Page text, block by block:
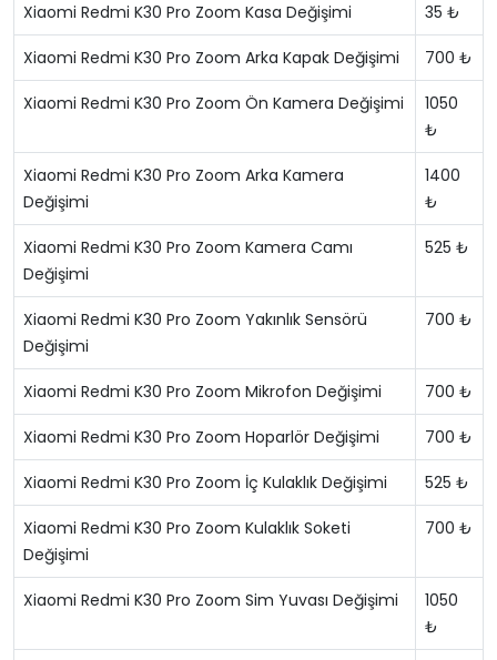
Xiaomi Redmi K30 Pro Zoom Kasa Değişimi 35 ₺
Xiaomi Redmi K30 Pro Zoom Arka Kapak Değişimi 700 ₺
Xiaomi Redmi K30 Pro Zoom Ön Kamera Değişimi
1050
₺
Xiaomi Redmi K30 Pro Zoom Arka Kamera
Değişimi
1400
₺
Xiaomi Redmi K30 Pro Zoom Kamera Camı
Değişimi
525 ₺
Xiaomi Redmi K30 Pro Zoom Yakınlık Sensörü
Değişimi
700 ₺
Xiaomi Redmi K30 Pro Zoom Mikrofon Değişimi 700 ₺
Xiaomi Redmi K30 Pro Zoom Hoparlör Değişimi 700 ₺
Xiaomi Redmi K30 Pro Zoom İç Kulaklık Değişimi 525 ₺
Xiaomi Redmi K30 Pro Zoom Kulaklık Soketi
Değişimi
700 ₺
Xiaomi Redmi K30 Pro Zoom Sim Yuvası Değişimi
1050
₺